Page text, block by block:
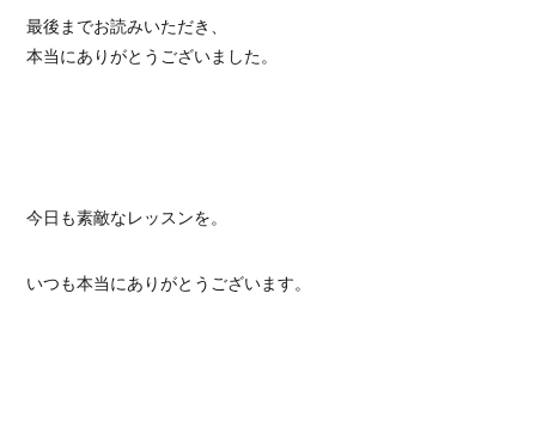
最後までお読みいただき、
本当にありがとうございました。
今日も素敵なレッスンを。
いつも本当にありがとうございます。